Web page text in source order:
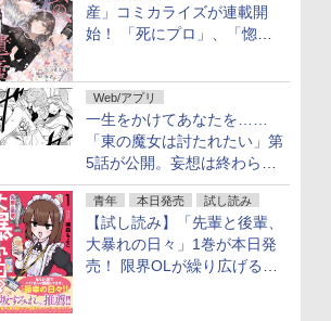
産」コミカライズが連載開
始！ 「死にプロ」、「惚れ
Web/アプリ
一生をかけてあなたを……
「東の魔女は討たれたい」第
5話が公開。妄想は終わらな
い
青年 本日発売 試し読み
【試し読み】「先輩と後輩、
大暴れの日々」1巻が本日発
売！ 限界OLが繰り広げる禁